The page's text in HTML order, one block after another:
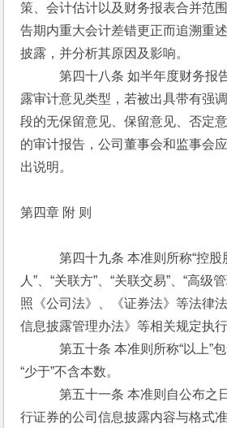
策、会计估计以及财务报表合并范
告期内重大会计差错更正而追溯重
披露，并分析其原因及影响。
第四十八条 如半年度财务报告
露审计意见类型，若被出具带有强
段的无保留意见、保留意见、否定
的审计报告，公司董事会和监事会
出说明。
第四章 附 则
第四十九条 本准则所称“控股股
人”、“关联方”、“关联交易”、“高级
照《公司法》、《证券法》等法律
信息披露管理办法》等相关规定执行
第五十条 本准则所称“以上”包含
“少于”不含本数。
第五十一条 本准则自公布之日
行证券的公司信息披露内容与格